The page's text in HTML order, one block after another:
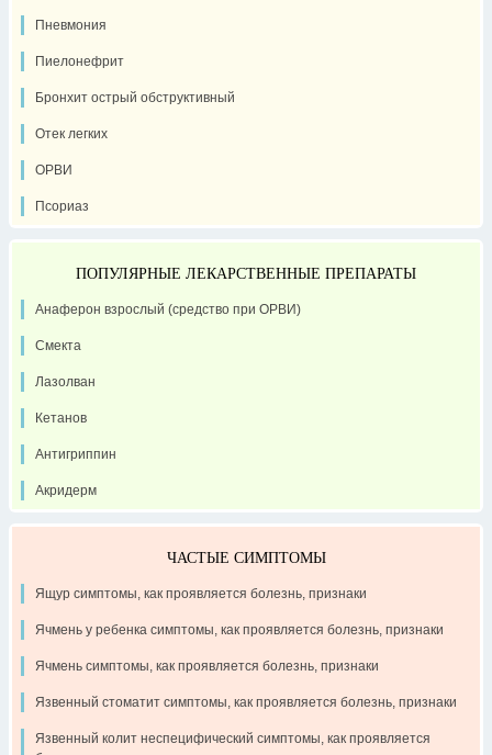
Пневмония
Пиелонефрит
Бронхит острый обструктивный
Отек легких
ОРВИ
Псориаз
ПОПУЛЯРНЫЕ ЛЕКАРСТВЕННЫЕ ПРЕПАРАТЫ
Анаферон взрослый (средство при ОРВИ)
Смекта
Лазолван
Кетанов
Антигриппин
Акридерм
ЧАСТЫЕ СИМПТОМЫ
Ящур симптомы, как проявляется болезнь, признаки
Ячмень у ребенка симптомы, как проявляется болезнь, признаки
Ячмень симптомы, как проявляется болезнь, признаки
Язвенный стоматит симптомы, как проявляется болезнь, признаки
Язвенный колит неспецифический симптомы, как проявляется